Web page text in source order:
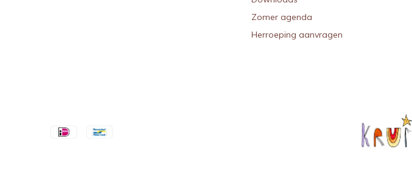
Zomer agenda
Herroeping aanvragen